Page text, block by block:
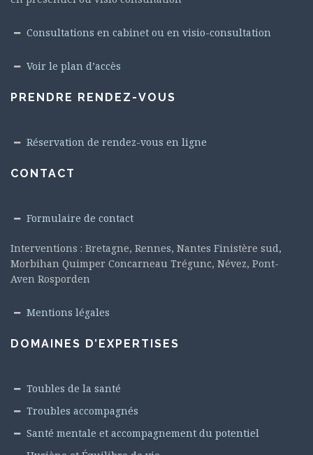
Consultations en cabinet ou en visio-consultation
Voir le plan d’accès
PRENDRE RENDEZ-VOUS
Réservation de rendez-vous en ligne
CONTACT
Formulaire de contact
Interventions : Bretagne, Rennes, Nantes Finistère sud,
Morbihan Quimper Concarneau Trégunc, Névez, Pont-
Aven Rosporden
Mentions légales
DOMAINES D’EXPERTISES
Toubles de la santé
Troubles accompagnés
Santé mentale et accompagnement du potentiel